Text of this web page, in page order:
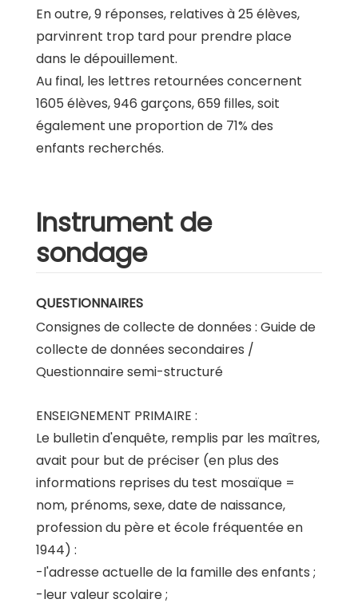
En outre, 9 réponses, relatives à 25 élèves,
parvinrent trop tard pour prendre place
dans le dépouillement.
Au final, les lettres retournées concernent
1605 élèves, 946 garçons, 659 filles, soit
également une proportion de 71% des
enfants recherchés.
Instrument de
sondage
QUESTIONNAIRES
Consignes de collecte de données : Guide de
collecte de données secondaires /
Questionnaire semi-structuré
ENSEIGNEMENT PRIMAIRE :
Le bulletin d'enquête, remplis par les maîtres,
avait pour but de préciser (en plus des
informations reprises du test mosaïque =
nom, prénoms, sexe, date de naissance,
profession du père et école fréquentée en
1944) :
-l'adresse actuelle de la famille des enfants ;
-leur valeur scolaire ;